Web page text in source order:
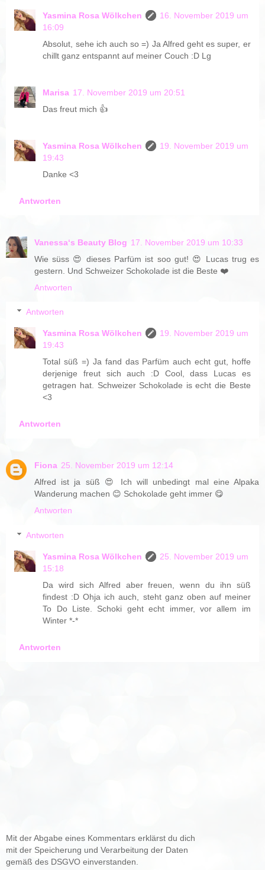
Yasmina Rosa Wölkchen
16. November 2019 um
16:09
Absolut, sehe ich auch so =) Ja Alfred geht es super, er
chillt ganz entspannt auf meiner Couch :D Lg
Marisa 17. November 2019 um 20:51
Das freut mich 👍
Yasmina Rosa Wölkchen
19. November 2019 um
19:43
Danke <3
Antworten
Vanessa‘s Beauty Blog 17. November 2019 um 10:33
Wie süss 😍 dieses Parfüm ist soo gut! 😍 Lucas trug es
gestern. Und Schweizer Schokolade ist die Beste ❤️
Antworten
Antworten
Yasmina Rosa Wölkchen
19. November 2019 um
19:43
Total süß =) Ja fand das Parfüm auch echt gut, hoffe
derjenige freut sich auch :D Cool, dass Lucas es
getragen hat. Schweizer Schokolade is echt die Beste
<3
Antworten
Fiona 25. November 2019 um 12:14
Alfred ist ja süß 😍 Ich will unbedingt mal eine Alpaka
Wanderung machen 😊 Schokolade geht immer 😋
Antworten
Antworten
Yasmina Rosa Wölkchen
25. November 2019 um
15:18
Da wird sich Alfred aber freuen, wenn du ihn süß
findest :D Ohja ich auch, steht ganz oben auf meiner
To Do Liste. Schoki geht echt immer, vor allem im
Winter *-*
Antworten
Mit der Abgabe eines Kommentars erklärst du dich
mit der Speicherung und Verarbeitung der Daten
gemäß des DSGVO einverstanden.